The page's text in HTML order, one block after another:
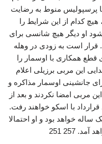
پرسپولیس منوط به رضایت
هیچ کدام از این شرایط را
او دیگر هیچ شانسی برای
است به زودی در وهله
قطع همکاری با اوسمار را
این مربی برزیلی اعلام
جانشینی اوسمار مذاکره و
مربی امضا نکردند و بعد از
با اسکو خواهند رفت.
خواهد بود و او احتمالا
257 251